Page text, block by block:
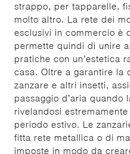
strappo, per tapparelle,
molto altro. La rete dei
esclusivi in commercio è
permette quindi di unire
pratiche con un’estetica
casa. Oltre a garantire la
zanzare e altri insetti,
passaggio d’aria quando
rivelandosi
periodo estivo. Le
fitta rete metallica o di
imposte in modo da